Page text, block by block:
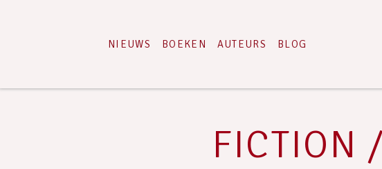
NIEUWS BOEKEN AUTEURS BLOG